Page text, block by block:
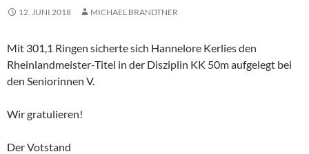
12. JUNI 2018 MICHAEL BRANDTNER
Mit 301,1 Ringen sicherte sich Hannelore Kerlies den
Rheinlandmeister-Titel in der Disziplin KK 50m aufgelegt bei
den Seniorinnen V.
Wir gratulieren!
Der Votstand